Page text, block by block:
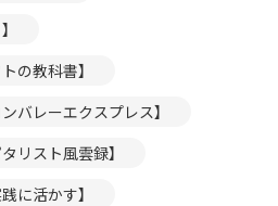
の教科書】
バレーエクスプレス】
リスト風雲録】
に活かす】